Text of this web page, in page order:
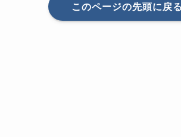
このページの先頭に戻